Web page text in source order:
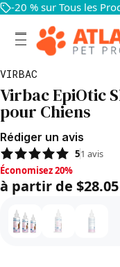
VIRBAC
Virbac EpiOtic
pour Chiens
Rédiger un avis
51 avis
Économisez 20%,
Économisez 20%
à partir de $28.05